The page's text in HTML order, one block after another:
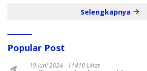
Selengkapnya
Popular Post
19 Juni 2024 11410 Lihat